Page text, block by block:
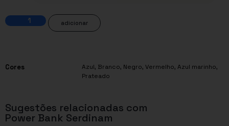
adicionar
Cores Azul, Branco, Negro, Vermelho, Azul marinho,
Prateado
Sugestões relacionadas com
Power Bank Serdinam